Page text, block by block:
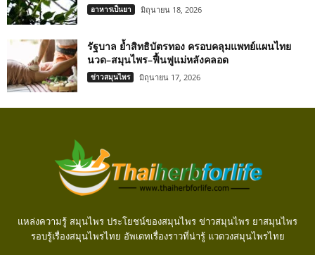
อาหารเป็นยา มิถุนายน 18, 2026
รัฐบาล ย้ำสิทธิบัตรทอง ครอบคลุมแพทย์แผนไทย
นวด–สมุนไพร–ฟื้นฟูแม่หลังคลอด
ข่าวสมุนไพร มิถุนายน 17, 2026
แหล่งความรู้ สมุนไพร ประโยชน์ของสมุนไพร ข่าวสมุนไพร ยาสมุนไพร
รอบรู้เรื่องสมุนไพรไทย อัพเดทเรื่องราวที่น่ารู้ แวดวงสมุนไพรไทย